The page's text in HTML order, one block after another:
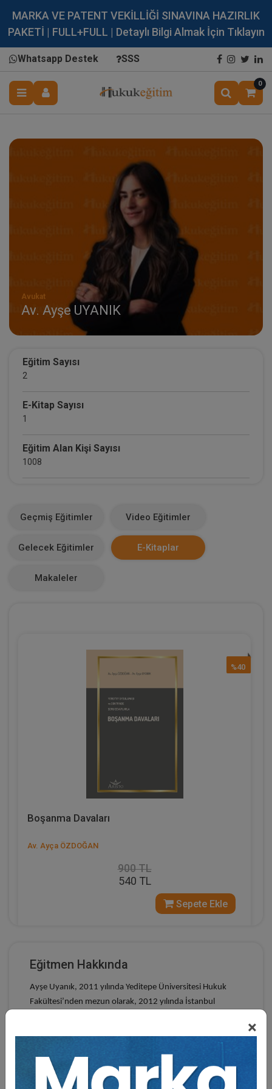
MARKA VE PATENT VEKİLLİĞİ SINAVINA HAZIRLIK
PAKETİ | FULL+FULL | Detaylı Bilgi Almak İçin Tıklayın
Whatsapp Destek SSS
0
×
Avukat
Av. Ayşe UYANIK
Eğitim Sayısı
2
E-Kitap Sayısı
1
Eğitim Alan Kişi Sayısı
1008
1
Geçmiş Eğitimler Video Eğitimler
Gelecek Eğitimler E-Kitaplar
Makaleler
%40
Boşanma Davaları
Av. Ayça ÖZDOĞAN
900 TL
540 TL
Sepete Ekle
Eğitmen Hakkında
Ayşe Uyanık, 2011 yılında Yeditepe Üniversitesi Hukuk
Fakültesi’nden mezun olarak, 2012 yılında İstanbul
hukuku, şirketler hukuku, ticaret hukuku ve sözleşmeler
alanlarında profesyonel hukuk danışmanlığı vermenin yanı